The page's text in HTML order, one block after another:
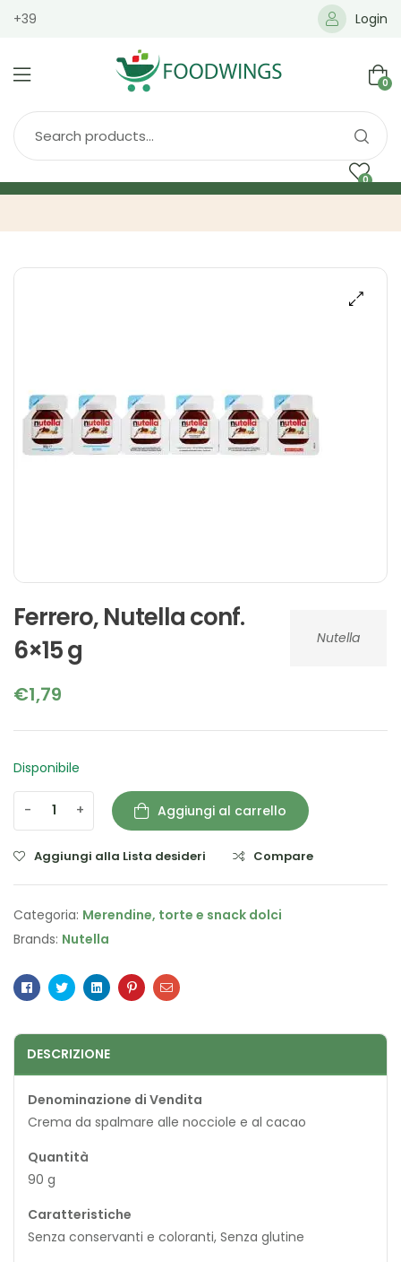
+39 Login
0
0
Nutella
Ferrero, Nutella conf.
6×15 g
€1,79
Disponibile
- + Aggiungi al carrello
Aggiungi alla Lista desideri Compare
Categoria: Merendine, torte e snack dolci
Brands: Nutella
Facebook
TwitterLinkedinPinterestEmail
DESCRIZIONE
Denominazione di Vendita
Crema da spalmare alle nocciole e al cacao
Quantità
90 g
Caratteristiche
Senza conservanti e coloranti, Senza glutine